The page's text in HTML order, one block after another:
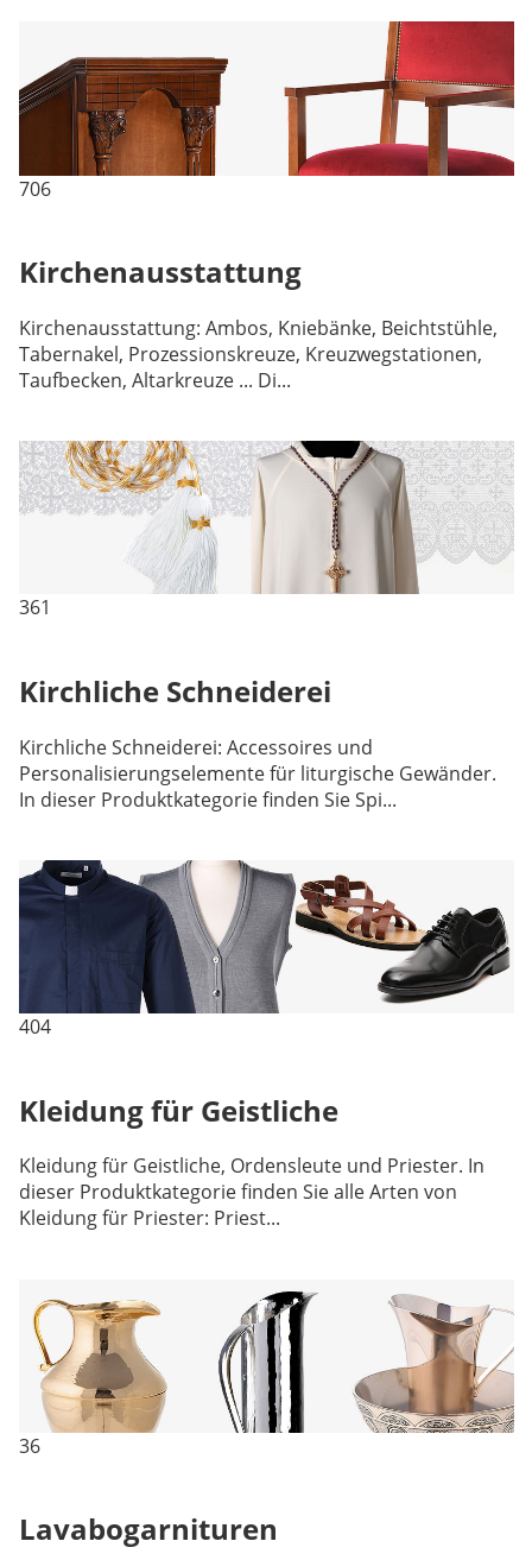
706
Kirchenausstattung
Kirchenausstattung: Ambos, Kniebänke, Beichtstühle,
Tabernakel, Prozessionskreuze, Kreuzwegstationen,
Taufbecken, Altarkreuze ... Di...
361
Kirchliche Schneiderei
Kirchliche Schneiderei: Accessoires und
Personalisierungselemente für liturgische Gewänder.
In dieser Produktkategorie finden Sie Spi...
404
Kleidung für Geistliche
Kleidung für Geistliche, Ordensleute und Priester. In
dieser Produktkategorie finden Sie alle Arten von
Kleidung für Priester: Priest...
36
Lavabogarnituren